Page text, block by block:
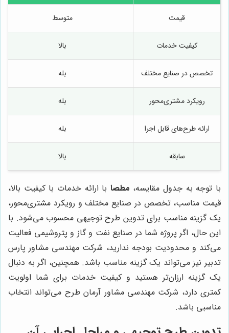
قیمت متوسط
کیفیت خدمات بالا
تخصص در صنایع مختلف بله
رویکرد مشتری‌محور بله
ارائه طرح‌های قابل اجرا بله
سابقه بالا
با توجه به جدول مقایسه، مطصا با ارائه خدمات با کیفیت بالا،
قیمت مناسب، تخصص در صنایع مختلف و رویکرد مشتری‌محور،
یک گزینه مناسب برای تدوین طرح توجیهی محسوب می‌شود. با
این حال، اگر پروژه شما در صنایع نفت و گاز و پتروشیمی فعالیت
می‌کند و محدودیت بودجه ندارید، شرکت مهندسی مشاور پارس
تدبیر نیز می‌تواند یک گزینه مناسب باشد. همچنین، اگر به دنبال
یک گزینه ارزان‌تر هستید و کیفیت خدمات برای شما اولویت
کمتری دارد، شرکت مهندسی مشاور آرمان طرح می‌تواند انتخاب
مناسبی باشد.